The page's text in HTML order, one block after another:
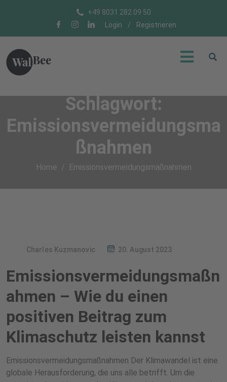
+49 8031 282 09 50
Login
/ Registrieren
Schlagwort:
Emissionsvermeidungsma
ßnahmen
Home Emissionsvermeidungsmaßnahmen
Charles Kuzmanovic 20. August 2023
Emissionsvermeidungsmaßn
ahmen – Wie du einen
positiven Beitrag zum
Klimaschutz leisten kannst
Emissionsvermeidungsmaßnahmen Der Klimawandel ist eine
globale Herausforderung, die uns alle betrifft. Um die